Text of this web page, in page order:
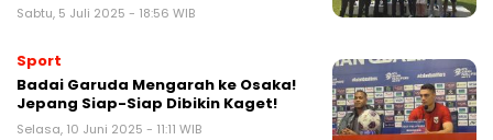
Sabtu, 5 Juli 2025 - 18:56 WIB
Sport
Badai Garuda Mengarah ke Osaka!
Jepang Siap-Siap Dibikin Kaget!
Selasa, 10 Juni 2025 - 11:11 WIB